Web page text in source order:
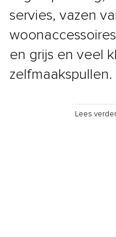
servies, vazen
en grijs en veel
zelfmaakspullen.
Lees